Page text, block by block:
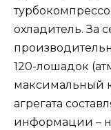
охладитель. За
120-лошадок
максимальный
агрегата
информации –